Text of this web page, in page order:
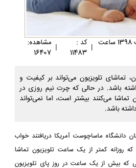
تاريخ:بيست و نهم ارديبهشت 1398 ساعت | کد :
11483
| مشاهده:
16407
تماشای تلویزیون می‌تواند بر کیفیت و
باشد. در حالی که چرت نیم روزی در
تماشا می‌کنند بیشتر است، اما نمی‌تواند
باشد.
دانشگاه ماساچوست آمریکا دریافتند خواب
روزانه کمتر از یک ساعت تلویزیون تماشا
که بیش از یک ساعت در روز پای تلویزیون